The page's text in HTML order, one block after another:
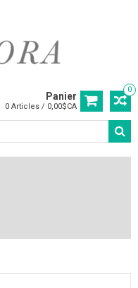
0
Panier
0 Articles / 0,00$CA